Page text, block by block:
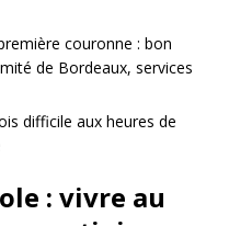
couronne : bon
de Bordeaux, services
difficile aux heures de
: vivre au